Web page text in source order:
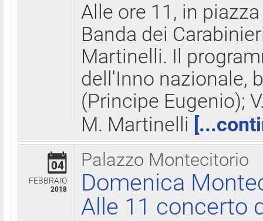
Alle ore 11, in
Banda dei
Martinelli. Il
dell'Inno nazionale,
(Principe Eugenio);
M. Martinelli
Palazzo Montecitorio
04
FEBBRAIO
2018
Domenica
Alle 11 concerto